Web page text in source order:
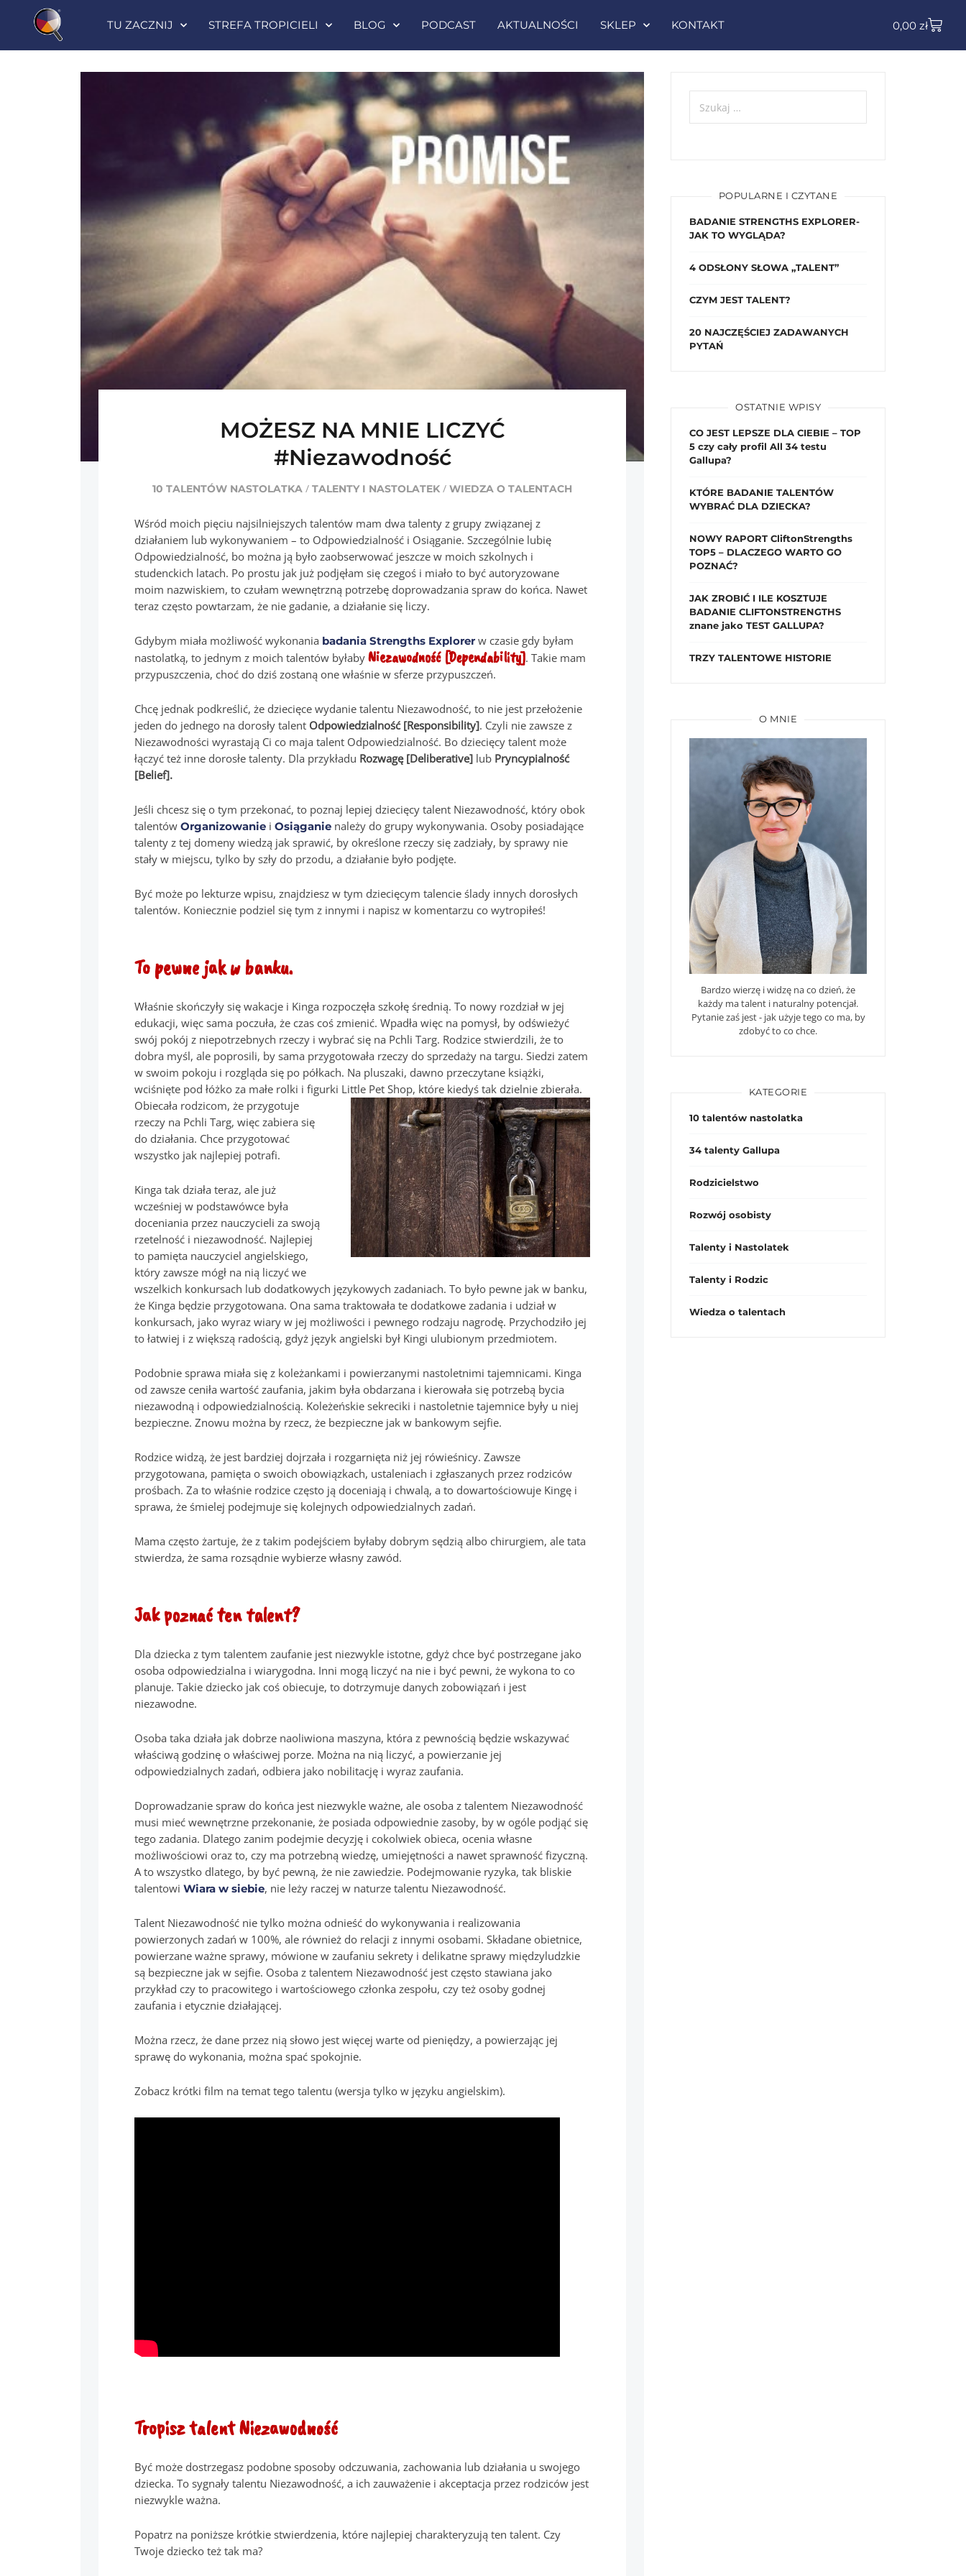
TU ZACZNIJ STREFA TROPICIELI BLOG PODCAST AKTUALNOŚCI SKLEP KONTAKT 0,00zł
MOŻESZ NA MNIE LICZYĆ
#Niezawodność
10 TALENTÓW NASTOLATKA /TALENTY I NASTOLATEK /WIEDZA O TALENTACH
Wśród moich pięciu najsilniejszych talentów mam dwa talenty z grupy związanej z
działaniem lub wykonywaniem – to Odpowiedzialność i Osiąganie. Szczególnie lubię
Odpowiedzialność, bo można ją było zaobserwować jeszcze w moich szkolnych i
studenckich latach. Po prostu jak już podjęłam się czegoś i miało to być autoryzowane
moim nazwiskiem, to czułam wewnętrzną potrzebę doprowadzania spraw do końca. Nawet
teraz często powtarzam, że nie gadanie, a działanie się liczy.
Gdybym miała możliwość wykonania badania Strengths Explorer w czasie gdy byłam
nastolatką, to jednym z moich talentów byłabyNiezawodność [Dependability]. Takie mam
przypuszczenia, choć do dziś zostaną one właśnie w sferze przypuszczeń.
Chcę jednak podkreślić, że dziecięce wydanie talentu Niezawodność, to nie jest przełożenie
jeden do jednego na dorosły talent Odpowiedzialność [Responsibility]. Czyli nie zawsze z
Niezawodności wyrastają Ci co maja talent Odpowiedzialność. Bo dziecięcy talent może
łączyć też inne dorosłe talenty. Dla przykładu Rozwagę [Deliberative] lub Pryncypialność
[Belief].
Jeśli chcesz się o tym przekonać, to poznaj lepiej dziecięcy talent Niezawodność, który obok
talentówOrganizowanie iOsiąganie należy do grupy wykonywania. Osoby posiadające
talenty z tej domeny wiedzą jak sprawić, by określone rzeczy się zadziały, by sprawy nie
stały w miejscu, tylko by szły do przodu, a działanie było podjęte.
Być może po lekturze wpisu, znajdziesz w tym dziecięcym talencie ślady innych dorosłych
talentów. Koniecznie podziel się tym z innymi i napisz w komentarzu co wytropiłeś!
To pewne jak w banku.
Właśnie skończyły się wakacje i Kinga rozpoczęła szkołę średnią. To nowy rozdział w jej
edukacji, więc sama poczuła, że czas coś zmienić. Wpadła więc na pomysł, by odświeżyć
swój pokój z niepotrzebnych rzeczy i wybrać się na Pchli Targ. Rodzice stwierdzili, że to
dobra myśl, ale poprosili, by sama przygotowała rzeczy do sprzedaży na targu.Siedzi zatem
w swoim pokoju i rozgląda się po półkach. Na pluszaki, dawno przeczytane książki,
wciśnięte pod łóżko za małe rolki i figurki Little Pet Shop, które kiedyś tak dzielniezbierała.
Obiecała rodzicom, że przygotuje
rzeczy na Pchli Targ, więc zabiera się
do działania. Chce przygotować
wszystko jak najlepiej potrafi.
Kinga tak działa teraz, ale już
wcześniej w podstawówce była
doceniania przez nauczycieli za swoją
rzetelność i niezawodność. Najlepiej
to pamięta nauczyciel angielskiego,
który zawsze mógł na nią liczyć we
wszelkich konkursach lub dodatkowych językowych zadaniach. To było pewne jak w banku,
że Kinga będzie przygotowana. Ona sama traktowała te dodatkowe zadania i udział w
konkursach, jako wyraz wiary w jej możliwości i pewnego rodzaju nagrodę. Przychodziło jej
to łatwiej i z większą radością, gdyż język angielski był Kingi ulubionym przedmiotem.
Podobnie sprawa miała się z koleżankami i powierzanymi nastoletnimi tajemnicami. Kinga
od zawsze ceniła wartość zaufania, jakim była obdarzana i kierowała się potrzebą bycia
niezawodną i odpowiedzialnością. Koleżeńskie sekreciki i nastoletnie tajemnice były u niej
bezpieczne. Znowu można by rzecz, że bezpieczne jak w bankowym sejfie.
Rodzice widzą, że jest bardziej dojrzała i rozgarnięta niż jej rówieśnicy. Zawsze
przygotowana, pamięta o swoich obowiązkach, ustaleniach i zgłaszanych przez rodziców
prośbach. Za to właśnie rodzice często ją doceniają i chwalą, a to dowartościowuje Kingę i
sprawa, że śmielej podejmuje się kolejnych odpowiedzialnych zadań.
Mama często żartuje, że z takim podejściem byłaby dobrym sędzią albo chirurgiem, ale tata
stwierdza, że sama rozsądnie wybierze własny zawód.
Jak poznać ten talent?
Dla dziecka z tym talentem zaufanie jest niezwykle istotne, gdyż chce być postrzegane jako
osoba odpowiedzialna i wiarygodna. Inni mogą liczyć na nie i być pewni, że wykona to co
planuje. Takie dziecko jak coś obiecuje, to dotrzymuje danych zobowiązań i jest
niezawodne.
Osoba taka działa jak dobrze naoliwiona maszyna, która z pewnością będzie wskazywać
właściwą godzinę o właściwej porze. Można na nią liczyć, a powierzanie jej
odpowiedzialnych zadań, odbiera jako nobilitację i wyraz zaufania.
Doprowadzanie spraw do końca jest niezwykle ważne, ale osoba z talentem Niezawodność
musi mieć wewnętrzne przekonanie, że posiada odpowiednie zasoby, by w ogóle podjąć się
tego zadania. Dlatego zanim podejmie decyzję i cokolwiek obieca, ocenia własne
możliwościowi oraz to, czy ma potrzebną wiedzę, umiejętności a nawet sprawność fizyczną.
A to wszystko dlatego, by być pewną, że nie zawiedzie. Podejmowanie ryzyka, tak bliskie
talentowiWiara w siebie, nie leży raczej w naturze talentu Niezawodność.
Talent Niezawodność nie tylko można odnieść do wykonywania i realizowania
powierzonych zadań w 100%, ale również do relacji z innymi osobami. Składane obietnice,
powierzane ważne sprawy, mówione w zaufaniu sekrety i delikatne sprawy międzyludzkie
są bezpieczne jak w sejfie. Osoba z talentem Niezawodność jest często stawiana jako
przykład czy to pracowitego i wartościowego członka zespołu, czy też osoby godnej
zaufania i etycznie działającej.
Można rzecz, że dane przez nią słowo jest więcej warte od pieniędzy, a powierzając jej
sprawę do wykonania, można spać spokojnie.
Zobacz krótki film na temat tego talentu (wersja tylko w języku angielskim).
Tropisz talent Niezawodność
Być może dostrzegasz podobne sposoby odczuwania, zachowania lub działania u swojego
dziecka. To sygnały talentu Niezawodność, a ich zauważenie i akceptacja przez rodziców jest
niezwykle ważna.
Popatrz na poniższe krótkie stwierdzenia, które najlepiej charakteryzują ten talent. Czy
Twoje dziecko też tak ma?
POPULARNE I CZYTANE
BADANIE STRENGTHS EXPLORER-
JAK TO WYGLĄDA?
4 ODSŁONY SŁOWA „TALENT”
CZYM JEST TALENT?
20 NAJCZĘŚCIEJ ZADAWANYCH
PYTAŃ
OSTATNIE WPISY
CO JEST LEPSZE DLA CIEBIE – TOP
5 czy cały profil All 34 testu
Gallupa?
KTÓRE BADANIE TALENTÓW
WYBRAĆ DLA DZIECKA?
NOWY RAPORT CliftonStrengths
TOP5 – DLACZEGO WARTO GO
POZNAĆ?
JAK ZROBIĆ I ILE KOSZTUJE
BADANIE CLIFTONSTRENGTHS
znane jako TEST GALLUPA?
TRZY TALENTOWE HISTORIE
O MNIE
Bardzo wierzę i widzę na co dzień, że
każdy ma talent i naturalny potencjał.
Pytanie zaś jest - jak użyje tego co ma, by
zdobyć to co chce.
KATEGORIE
10 talentów nastolatka
34 talenty Gallupa
Rodzicielstwo
Rozwój osobisty
Talenty i Nastolatek
Talenty i Rodzic
Wiedza o talentach